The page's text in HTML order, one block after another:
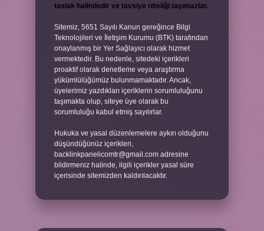
taslak halindedir ve tavsiye niteliği taşımazlar.
Sitemiz, 5651 Sayılı Kanun gereğince Bilgi
Teknolojileri ve İletişim Kurumu (BTK) tarafından
onaylanmış bir Yer Sağlayıcı olarak hizmet
vermektedir. Bu nedenle, sitedeki içerikleri
proaktif olarak denetleme veya araştırma
yükümlülüğümüz bulunmamaktadır. Ancak,
üyelerimiz yazdıkları içeriklerin sorumluluğunu
taşımakta olup, siteye üye olarak bu
sorumluluğu kabul etmiş sayılırlar.
Hukuka ve yasal düzenlemelere aykırı olduğunu
düşündüğünüz içerikleri,
backlinkpanelicomtr@gmail.com adresine
bildirmeniz halinde, ilgili içerikler yasal süre
içerisinde sitemizden kaldırılacaktır.